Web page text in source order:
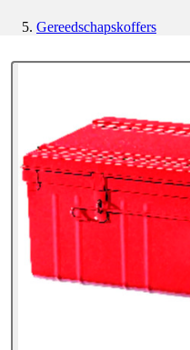
Gereedschapskoffers